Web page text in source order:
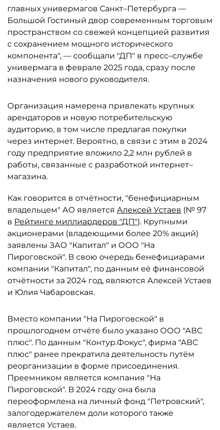
главных универмагов Санкт–Петербурга —
Большой Гостиный двор современным торговым
пространством со свежей концепцией развития
с сохранением мощного исторического
компонента", — сообщали "ДП" в пресс–службе
универмага в феврале 2025 года, сразу после
назначения нового руководителя.
Организация намерена привлекать крупных
арендаторов и новую потребительскую
аудиторию, в том числе предлагая покупки
через интернет. Вероятно, в связи с этим в 2024
году предприятие вложило 2,2 млн рублей в
работы, связанные с разработкой интернет–
магазина.
Как говорится в отчётности, "бенефициарным
владельцем" АО является Алексей Устаев (№ 97
в Рейтинге миллиардеров "ДП"). Крупными
акционерами (владеющими более 20% акций)
заявлены ЗАО "Капитал" и ООО "На
Пироговской". В свою очередь бенефициарами
компании "Капитал", по данным её финансовой
отчётности за 2024 год, являются Алексей Устаев
и Юлия Чабаровская.
Вместо компании "На Пироговской" в
прошлогоднем отчёте было указано ООО "АВС
плюс". По данным "Контур.Фокус", фирма "АВС
плюс" ранее прекратила деятельность путём
реорганизации в форме присоединения.
Преемником является компания "На
Пироговской". В 2024 году она была
переоформлена на личный фонд "Петровский",
залогодержателем доли которого также
является Устаев.